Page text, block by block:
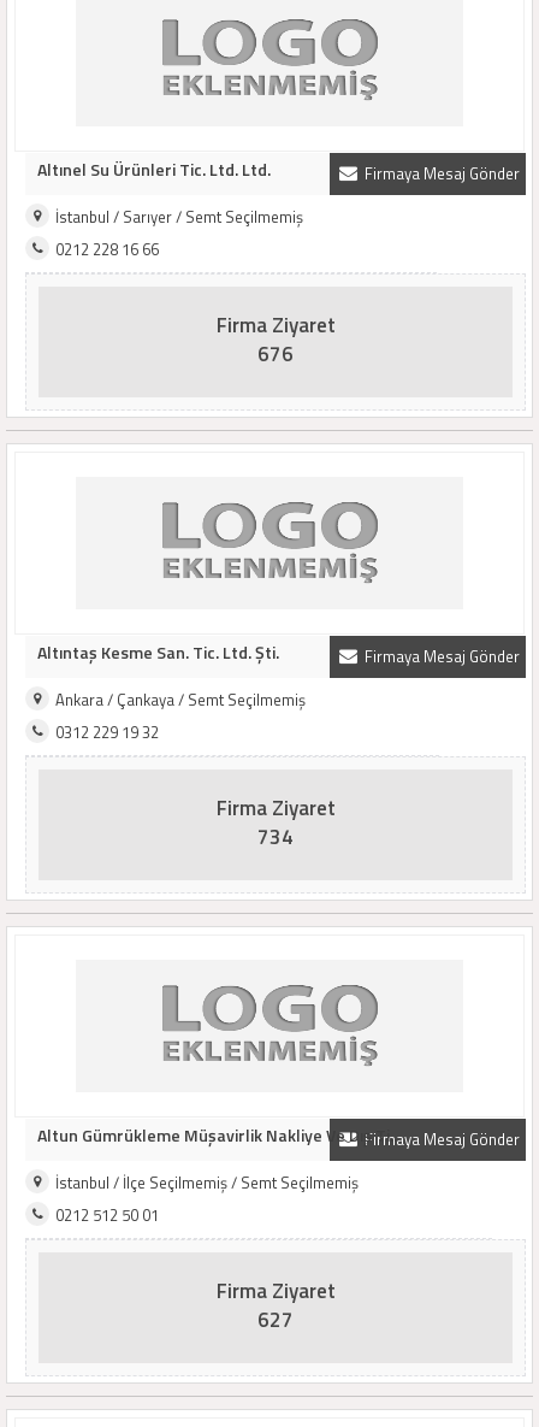
Firmaya Mesaj Gönder
Altınel Su Ürünleri Tic. Ltd. Ltd.
İstanbul / Sarıyer / Semt Seçilmemiş
0212 228 16 66
Firma Ziyaret
676
Firmaya Mesaj Gönder
Altıntaş Kesme San. Tic. Ltd. Şti.
Ankara / Çankaya / Semt Seçilmemiş
0312 229 19 32
Firma Ziyaret
734
Firmaya Mesaj Gönder
Altun Gümrükleme Müşavirlik Nakliye Ve Dış Ti..
İstanbul / İlçe Seçilmemiş / Semt Seçilmemiş
0212 512 50 01
Firma Ziyaret
627